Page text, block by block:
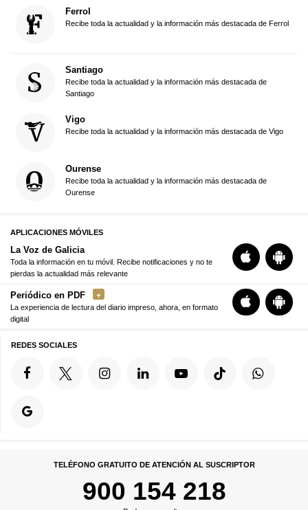
Ferrol
Recibe toda la actualidad y la información más destacada de Ferrol
Santiago
Recibe toda la actualidad y la información más destacada de
Santiago
Vigo
Recibe toda la actualidad y la información más destacada de Vigo
Ourense
Recibe toda la actualidad y la información más destacada de
Ourense
APLICACIONES MÓVILES
La Voz de Galicia
Toda la información en tu móvil. Recibe notificaciones y no te
pierdas la actualidad más relevante
Periódico en PDF
La experiencia de lectura del diario impreso, ahora, en formato
digital
REDES SOCIALES
TELÉFONO GRATUITO DE ATENCIÓN AL SUSCRIPTOR
900 154 218